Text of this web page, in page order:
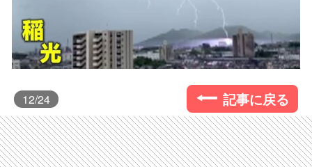
12/24 記事に戻る